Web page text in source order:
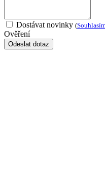
Dostávat novinky (
Ověření